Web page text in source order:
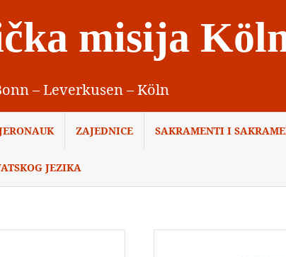
misija
– Leverkusen – Köln
ZAJEDNICE SAKRAMENTI I
JEZIKA